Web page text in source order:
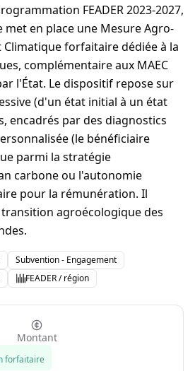
FEADER 2023-2027,
met en place une Mesure Agro-
forfaitaire dédiée à la
complémentaire aux MAEC
l'État. Le dispositif repose sur
(d'un état initial à un état
encadrés par des diagnostics
(le bénéficiaire
parmi la stratégie
carbone ou l'autonomie
pour la rémunération. Il
agroécologique des
Subvention - Engagement
FEADER / région
Montant
forfaitaire